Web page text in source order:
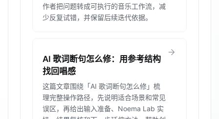
作者把问题转成可执行的音乐工作流，减
少反复试错，并保留后续迭代依据。
AI 歌词断句怎么修：用参考结构
找回唱感
这篇文章围绕「AI 歌词断句怎么修」梳
理完整操作路径，先说明适合场景和常见
误区，再给出输入准备、Noema Lab 实
arrow_forward